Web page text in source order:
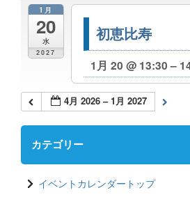
1月
20
水
2027
初恵比寿
1月 20 @ 13:30 –
4月 2026 – 1月 2027
カテゴリー
イベントカレンダートップ